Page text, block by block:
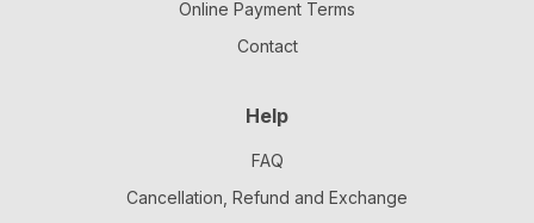
Online Payment Terms
Contact
Help
FAQ
Cancellation, Refund and Exchange